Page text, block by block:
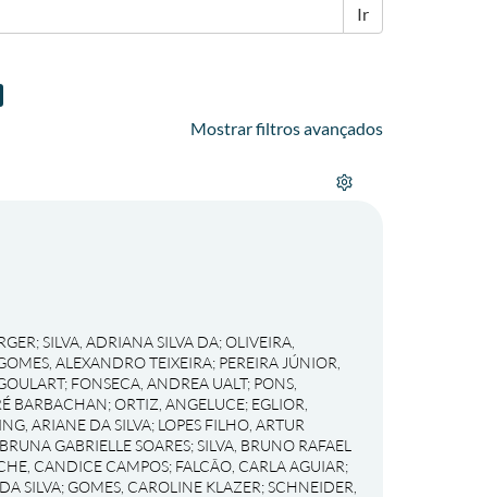
Ir
Mostrar filtros avançados
;SILVA, ADRIANA SILVA DA;OLIVEIRA,
ALEXANDRO TEIXEIRA; PEREIRA JÚNIOR,
; FONSECA, ANDREA UALT; PONS,
BARBACHAN;ORTIZ, ANGELUCE; EGLIOR,
ARIANE DA SILVA; LOPES FILHO, ARTUR
GABRIELLE SOARES;SILVA, BRUNO RAFAEL
CANDICE CAMPOS; FALCÃO, CARLA AGUIAR;
SILVA; GOMES, CAROLINE KLAZER;SCHNEIDER,